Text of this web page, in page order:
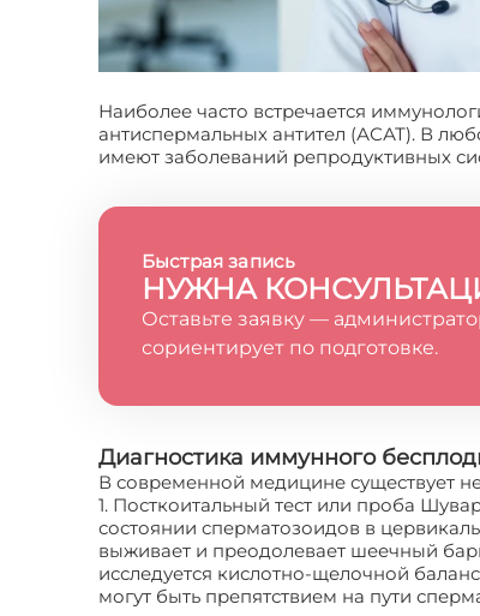
Наиболее часто встречается
антиспермальных антител (АСАТ). В
имеют заболеваний репродуктивных
Быстрая запись
НУЖНА
Оставьте заявку —
сориентирует по подготовке.
Диагностика иммунного
В современной медицине существует
1. Посткоитальный тест или проба
состоянии сперматозоидов в
выживает и преодолевает шеечный
исследуется кислотно-щелочной
могут быть препятствием на пути